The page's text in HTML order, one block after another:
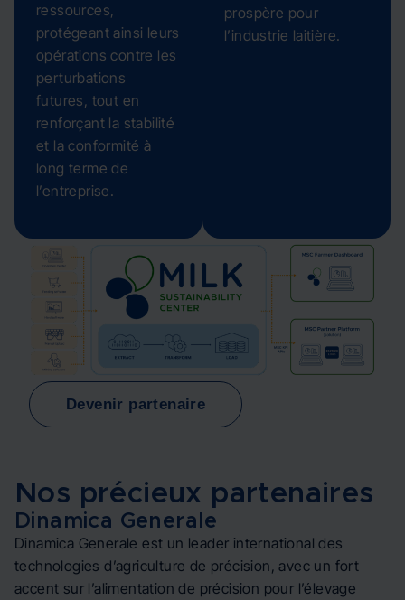
ressources,
protégeant ainsi leurs
opérations contre les
perturbations
futures, tout en
renforçant la stabilité
et la conformité à
long terme de
l’entreprise.
prospère pour
l’industrie laitière.
Devenir partenaire
Nos précieux partenaires
Dinamica Generale
Dinamica Generale est un leader international des
technologies d’agriculture de précision, avec un fort
accent sur l’alimentation de précision pour l’élevage